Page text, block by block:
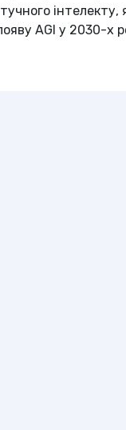
інтелекту,
AGI у 2030-х